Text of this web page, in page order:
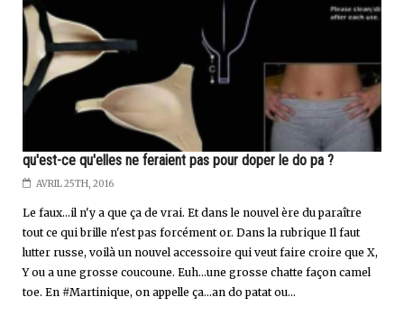
qu'est-ce qu'elles ne feraient pas pour doper le do pa ?
AVRIL 25TH, 2016
Le faux...il n'y a que ça de vrai. Et dans le nouvel ère du paraître
tout ce qui brille n'est pas forcément or. Dans la rubrique Il faut
lutter russe, voilà un nouvel accessoire qui veut faire croire que X,
Y ou a une grosse coucoune. Euh...une grosse chatte façon camel
toe. En #Martinique, on appelle ça...an do patat ou...